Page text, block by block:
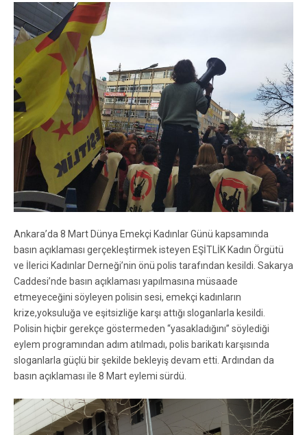
Ankara’da 8 Mart Dünya Emekçi Kadınlar Günü kapsamında
basın açıklaması gerçekleştirmek isteyen EŞİTLİK Kadın Örgütü
ve İlerici Kadınlar Derneği’nin önü polis tarafından kesildi. Sakarya
Caddesi’nde basın açıklaması yapılmasına müsaade
etmeyeceğini söyleyen polisin sesi, emekçi kadınların
krize,yoksuluğa ve eşitsizliğe karşı attığı sloganlarla kesildi.
Polisin hiçbir gerekçe göstermeden “yasakladığını” söylediği
eylem programından adım atılmadı, polis barikatı karşısında
sloganlarla güçlü bir şekilde bekleyiş devam etti. Ardından da
basın açıklaması ile 8 Mart eylemi sürdü.